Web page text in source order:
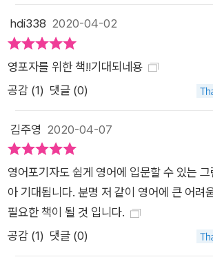
hdi338 2020-04-02
영포자를 위한 책!!기대되네용
공감 (1) 댓글 (0)
김주영 2020-04-07
영어포기자도 쉽게 영어에 입문할 수 있는
아 기대됩니다. 분명 저 같이 영어에 큰 어려
필요한 책이 될 것 입니다.
공감 (1) 댓글 (0)